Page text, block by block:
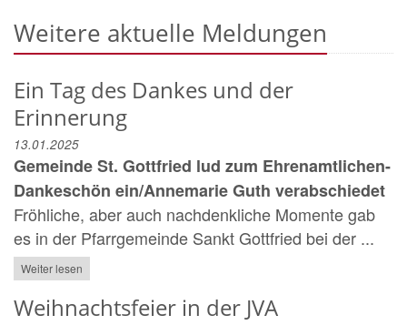
Weitere aktuelle Meldungen
Ein Tag des Dankes und der
Erinnerung
13.01.2025
Gemeinde St. Gottfried lud zum Ehrenamtlichen-
Dankeschön ein/Annemarie Guth verabschiedet
Fröhliche, aber auch nachdenkliche Momente gab
es in der Pfarrgemeinde Sankt Gottfried bei der ...
Weiter lesen
Weihnachtsfeier in der JVA